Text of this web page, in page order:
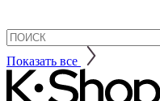
Показать все